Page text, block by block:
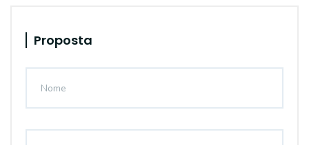
Proposta